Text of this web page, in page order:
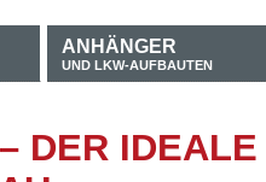
ANHÄNGER
UND LKW-AUFBAUTEN
DER